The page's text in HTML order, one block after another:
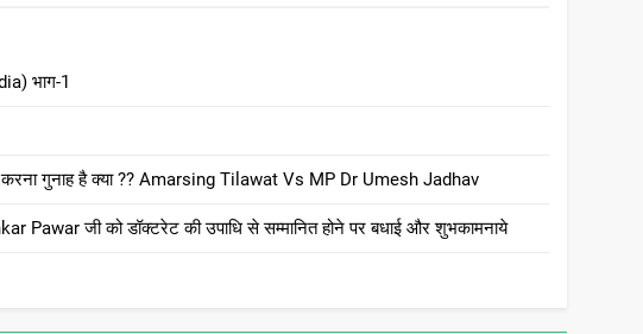
भाग-1
करना गुनाह है क्या ?? Amarsing Tilawat Vs MP Dr Umesh Jadhav
Pawar जी को डॉक्टरेट की उपाधि से सम्मानित होने पर बधाई और शुभकामनाये